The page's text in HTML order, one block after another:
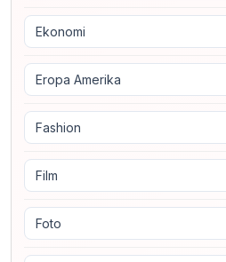
Ekonomi
Eropa Amerika
Fashion
Film
Foto